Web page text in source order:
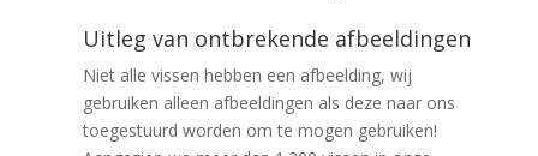
Uitleg van ontbrekende afbeeldingen
Niet alle vissen hebben een afbeelding, wij
gebruiken alleen afbeeldingen als deze naar ons
toegestuurd worden om te mogen gebruiken!